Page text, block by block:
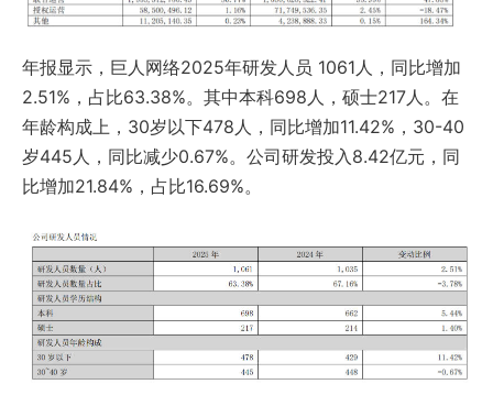
年报显示，巨人网络2025年研发人员 1061人，同比增加
2.51%，占比63.38%。其中本科698人，硕士217人。在
年龄构成上，30岁以下478人，同比增加11.42%，30-40
岁445人，同比减少0.67%。公司研发投入8.42亿元，同
比增加21.84%，占比16.69%。